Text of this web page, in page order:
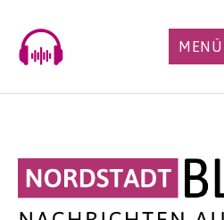
content
MENÜ